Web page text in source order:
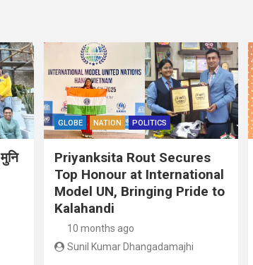
GLOBE NATION POLITICS
Priyanksita Rout Secures
Top Honour at International
Model UN, Bringing Pride to
Kalahandi
10 months ago
Sunil Kumar Dhangadamajhi